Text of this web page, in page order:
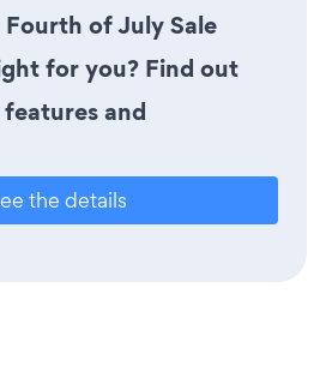
of July Sale
for you? Find out
and
the details